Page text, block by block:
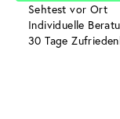
Sehtest vor Ort
Individuelle
30 Tage